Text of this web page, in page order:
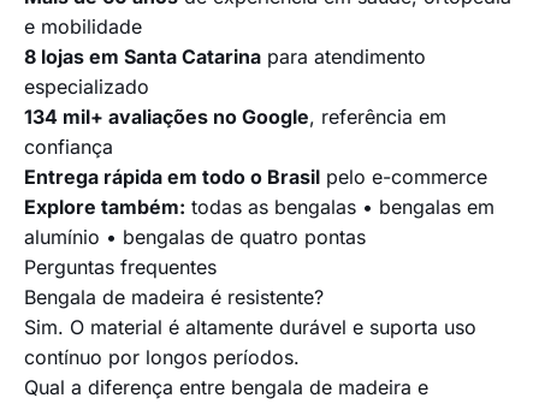
e mobilidade
8 lojas em Santa Catarina para atendimento
especializado
134 mil+ avaliações no Google, referência em
confiança
Entrega rápida em todo o Brasil pelo e-commerce
Explore também: todas as bengalas • bengalas em
alumínio • bengalas de quatro pontas
Perguntas frequentes
Bengala de madeira é resistente?
Sim. O material é altamente durável e suporta uso
contínuo por longos períodos.
Qual a diferença entre bengala de madeira e